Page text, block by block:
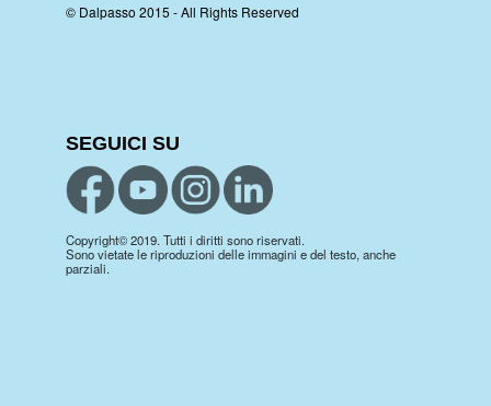
© Dalpasso 2015 - All Rights Reserved
SEGUICI SU
Copyright© 2019. Tutti i diritti sono riservati.
Sono vietate le riproduzioni delle immagini e del testo, anche
parziali.